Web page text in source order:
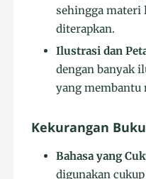
sehingga materi
diterapkan.
Ilustrasi dan
dengan banyak
yang membantu
Kekurangan Buku
Bahasa yang
digunakan